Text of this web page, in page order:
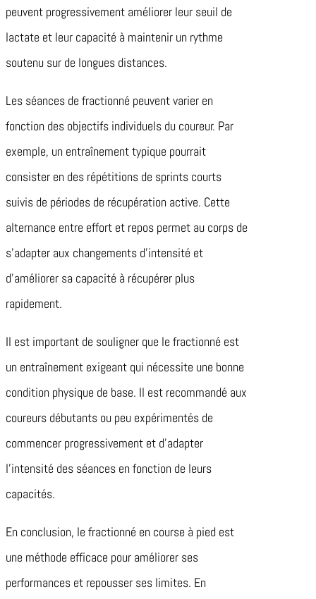
peuvent progressivement améliorer leur seuil de
lactate et leur capacité à maintenir un rythme
soutenu sur de longues distances.
Les séances de fractionné peuvent varier en
fonction des objectifs individuels du coureur. Par
exemple, un entraînement typique pourrait
consister en des répétitions de sprints courts
suivis de périodes de récupération active. Cette
alternance entre effort et repos permet au corps de
s’adapter aux changements d’intensité et
d’améliorer sa capacité à récupérer plus
rapidement.
Il est important de souligner que le fractionné est
un entraînement exigeant qui nécessite une bonne
condition physique de base. Il est recommandé aux
coureurs débutants ou peu expérimentés de
commencer progressivement et d’adapter
l’intensité des séances en fonction de leurs
capacités.
En conclusion, le fractionné en course à pied est
une méthode efficace pour améliorer ses
performances et repousser ses limites. En